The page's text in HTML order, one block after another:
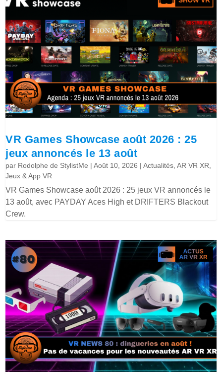
VR Games Showcase août 2026 : 25
jeux annoncés le 13 août
par Rodolphe de StylistMe |Août 10, 2026 |Actualités ,AR VR XR
Jeux & App VR
VR Games Showcase août 2026 : 25 jeux VR annoncés le
13 août, avec PAYDAY Aces High et DRIFTERS Blackout
Crew.